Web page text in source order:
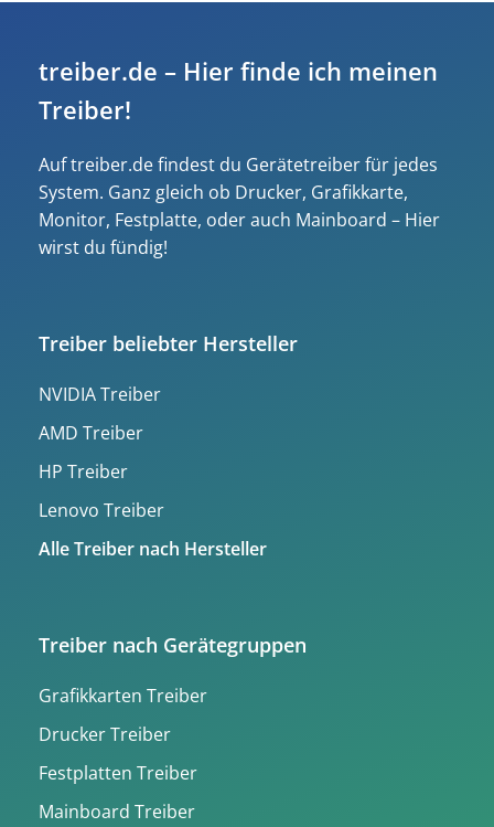
treiber.de – Hier finde ich meinen
Treiber!
Auf treiber.de findest du Gerätetreiber für jedes
System. Ganz gleich ob Drucker, Grafikkarte,
Monitor, Festplatte, oder auch Mainboard – Hier
wirst du fündig!
Treiber beliebter Hersteller
NVIDIA Treiber
AMD Treiber
HP Treiber
Lenovo Treiber
Alle Treiber nach Hersteller
Treiber nach Gerätegruppen
Grafikkarten Treiber
Drucker Treiber
Festplatten Treiber
Mainboard Treiber